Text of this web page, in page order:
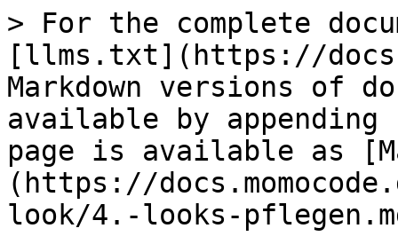
> For the complete
[llms.txt](https://
Markdown versions of
available by
page is available as
(https://
look/4.-looks-